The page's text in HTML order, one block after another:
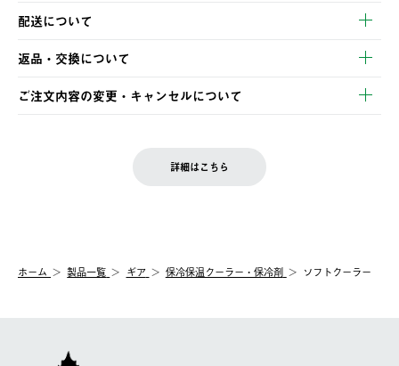
以下のいずれかの方法でお支払いいただけます。
・クレジットカード決済
・コンビニ決済
・Pay-easy決済
配送について
【発送スケジュール】
ご注文・ご入金完了より2営業日以内に商品を発送いたします。
土日祝の発送はございませんので、木曜日以降のご注文は週明け
の発送となる場合がございます。
【配送業者】
佐川急便にて配送されます。
返品・交換について
※お客様都合の場合
お客様都合の返品にかかる送料は、お客様ご負担とさせていただ
一度お手元の商品を返品いただき、ご希望商品を再注文してくだ
ご注文内容の変更・キャンセルについて
LOGOS FAMILY会員の方は、会員マイページ内 購入履歴画面に
詳細はこちら
ホーム 製品一覧 ギア 保冷保温クーラー・保冷剤 ソフトクーラー